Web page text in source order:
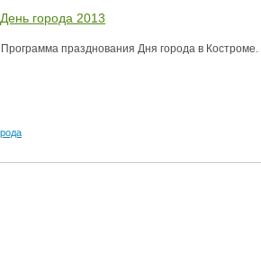
2014
День города 2013
Программа празднования Дня города в Костроме.